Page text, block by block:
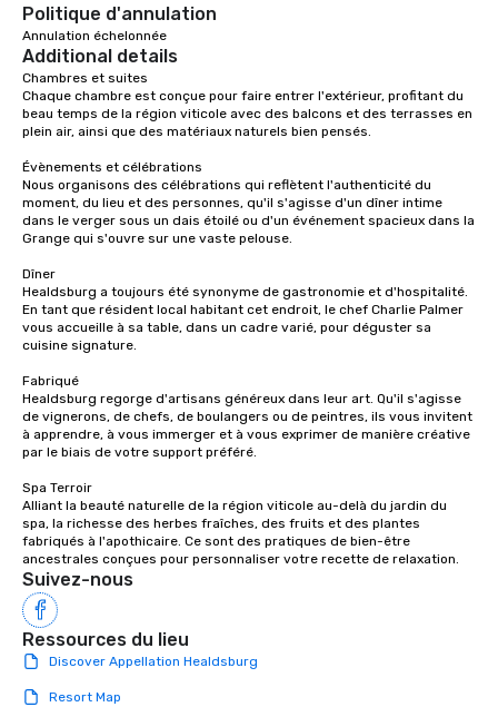
Politique d'annulation
Annulation échelonnée
Additional details
Chambres et suites
Chaque chambre est conçue pour faire entrer l'extérieur, profitant du
beau temps de la région viticole avec des balcons et des terrasses en
plein air, ainsi que des matériaux naturels bien pensés.
Évènements et célébrations
Nous organisons des célébrations qui reflètent l'authenticité du
moment, du lieu et des personnes, qu'il s'agisse d'un dîner intime
dans le verger sous un dais étoilé ou d'un événement spacieux dans la
Grange qui s'ouvre sur une vaste pelouse.
Dîner
Healdsburg a toujours été synonyme de gastronomie et d'hospitalité.
En tant que résident local habitant cet endroit, le chef Charlie Palmer
vous accueille à sa table, dans un cadre varié, pour déguster sa
cuisine signature.
Fabriqué
Healdsburg regorge d'artisans généreux dans leur art. Qu'il s'agisse
de vignerons, de chefs, de boulangers ou de peintres, ils vous invitent
à apprendre, à vous immerger et à vous exprimer de manière créative
par le biais de votre support préféré.
Spa Terroir
Alliant la beauté naturelle de la région viticole au-delà du jardin du
spa, la richesse des herbes fraîches, des fruits et des plantes
fabriqués à l'apothicaire. Ce sont des pratiques de bien-être
ancestrales conçues pour personnaliser votre recette de relaxation.
Suivez-nous
Ressources du lieu
Discover Appellation Healdsburg
Resort Map